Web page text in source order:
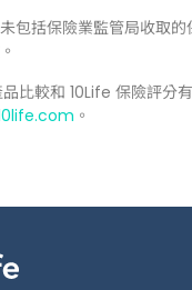
包括保險業監管局收取
比較和 10Life 保險評分
。